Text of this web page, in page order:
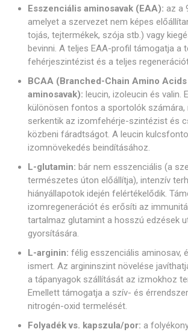
Esszenciális aminosavak (EAA): az a
amelyet a szervezet nem képes
tojás, tejtermékek, szója stb.) vagy
bevinni. A teljes EAA-profil támogatja a
fehérjeszintézist és a teljes
BCAA (Branched-Chain Amino
aminosavak): leucin, izoleucin és valin.
különösen fontos a sportolók számára,
serkentik az izomfehérje-szintézist és
közbeni fáradtságot. A leucin
izomnövekedés beindításához.
L-glutamin: bár nem esszenciális (a
természetes úton előállítja), intenzív
hiányállapotok idején felértékelődik.
izomregenerációt és erősíti az
tartalmaz glutamint a hosszú edzések
gyorsítására.
L-arginin: félig esszenciális aminosav,
ismert. Az argininszint növelése
a tápanyagok szállítását az izmokhoz
Emellett támogatja a szív- és
nitrogén-oxid termelését.
Folyadék vs. kapszula/por: a